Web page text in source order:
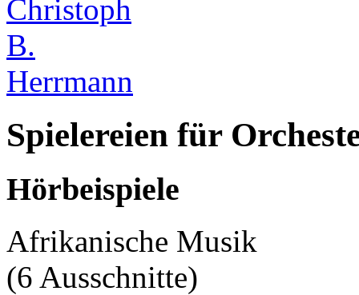
Spielereien für
Hörbeispiele
Afrikanische Musik
(6 Ausschnitte)